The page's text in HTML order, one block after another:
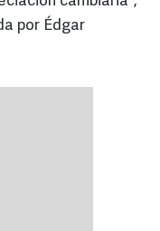
por Édgar